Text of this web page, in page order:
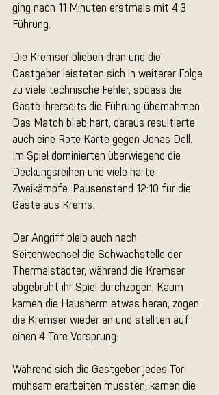
ging nach 11 Minuten erstmals mit 4:3
Führung.
Die Kremser blieben dran und die
Gastgeber leisteten sich in weiterer Folge
zu viele technische Fehler, sodass die
Gäste ihrerseits die Führung übernahmen.
Das Match blieb hart, daraus resultierte
auch eine Rote Karte gegen Jonas Dell.
Im Spiel dominierten überwiegend die
Deckungsreihen und viele harte
Zweikämpfe. Pausenstand 12:10 für die
Gäste aus Krems.
Der Angriff bleib auch nach
Seitenwechsel die Schwachstelle der
Thermalstädter, während die Kremser
abgebrüht ihr Spiel durchzogen. Kaum
kamen die Hausherrn etwas heran, zogen
die Kremser wieder an und stellten auf
einen 4 Tore Vorsprung.
Während sich die Gastgeber jedes Tor
mühsam erarbeiten mussten, kamen die